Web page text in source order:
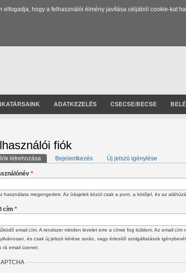
elfogadja, hogy a felhasználói élmény javítása céljából cookie-kat
ADATKEZELÉS CSECSE/BECSE
fiók
fülek
létrehozása (aktív fül)Bejelentkezés Új jelszó igénylése
*
használata megengedett. Az írásjelek közül csak a pont, a kötőjel, és az
cím *
email cím. A rendszer minden levelet erre a címre fog küldeni. Az email cím
és csak új jelszó kérése során, vagy értesítő szolgáltatások
rá email üzenet.